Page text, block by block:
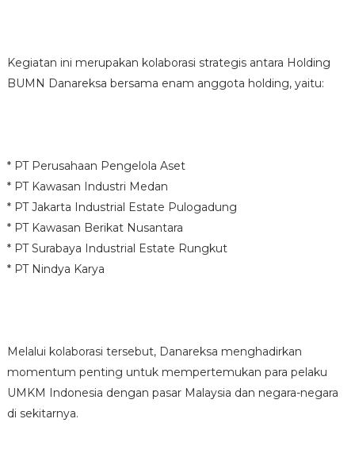
Kegiatan ini merupakan kolaborasi strategis antara Holding
BUMN Danareksa bersama enam anggota holding, yaitu:
* PT Perusahaan Pengelola Aset
* PT Kawasan Industri Medan
* PT Jakarta Industrial Estate Pulogadung
* PT Kawasan Berikat Nusantara
* PT Surabaya Industrial Estate Rungkut
* PT Nindya Karya
Melalui kolaborasi tersebut, Danareksa menghadirkan
momentum penting untuk mempertemukan para pelaku
UMKM Indonesia dengan pasar Malaysia dan negara-negara
di sekitarnya.